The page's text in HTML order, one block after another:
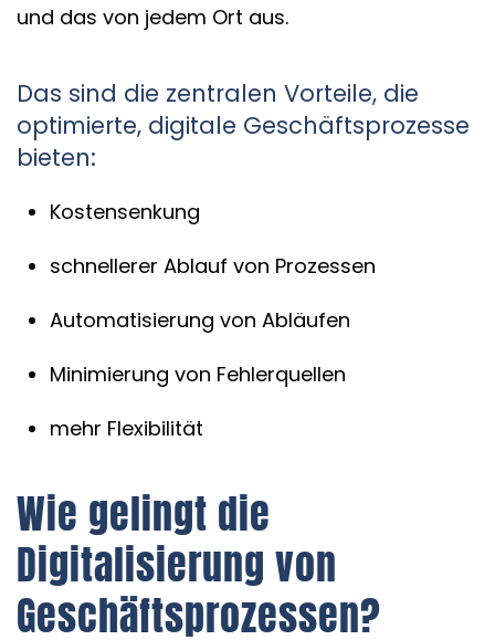
und das von jedem Ort aus.
Das sind die zentralen Vorteile, die
optimierte, digitale Geschäftsprozesse
bieten:
Kostensenkung
schnellerer Ablauf von Prozessen
Automatisierung von Abläufen
Minimierung von Fehlerquellen
mehr Flexibilität
Wie gelingt die
Digitalisierung von
Geschäftsprozessen?